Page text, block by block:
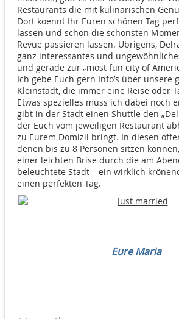
Restaurants die mit kulinarischen
Dort koennt Ihr Euren schönen Tag
lassen und schon die schönsten
Revue passieren lassen. Übrigens,
ganz interessantes und
und gerade zur „most fun city of
Ich gebe Euch gern Info’s über unsere
Kleinstadt, die immer eine Reise oder
Etwas spezielles muss ich dabei noch
gibt in der Stadt einen Shuttle den
der Euch vom jeweiligen Restaurant
zu Eurem Domizil bringt. In diesen
denen bis zu 8 Personen sitzen
einer leichten Brise durch die am
beleuchtete Stadt – ein wirklich
einen perfekten Tag.
Eure Maria